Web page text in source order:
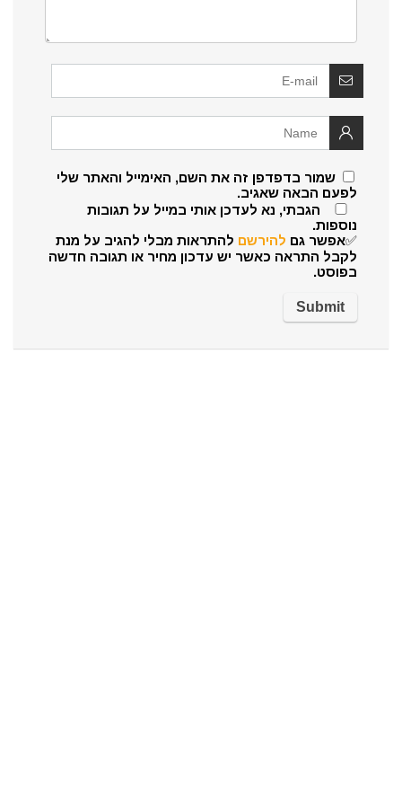
שמור בדפדפן זה את השם, האימייל והאתר שלי
לפעם הבאה שאגיב.
הגבתי, נא לעדכן אותי במייל על תגובות
נוספות.
✅אפשר גם להירשם להתראות מבלי להגיב על מנת
לקבל התראה כאשר יש עדכון מחיר או תגובה חדשה
בפוסט.